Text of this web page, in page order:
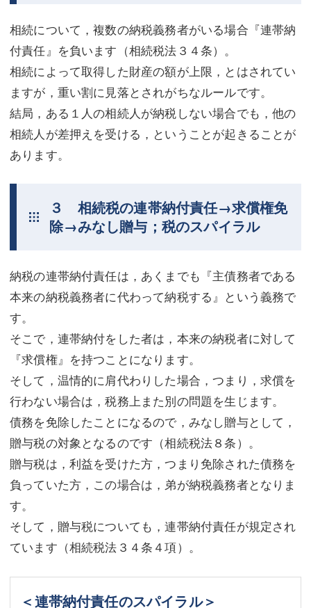
相続について，複数の納税義務者がいる場合『連帯納
付責任』を負います（相続税法３４条）。
相続によって取得した財産の額が上限，とはされてい
ますが，重い割に見落とされがちなルールです。
結局，ある１人の相続人が納税しない場合でも，他の
相続人が差押えを受ける，ということが起きることが
あります。
３ 相続税の連帯納付責任→求償権免
除→みなし贈与；税のスパイラル
納税の連帯納付責任は，あくまでも『主債務者である
本来の納税義務者に代わって納税する』という義務で
す。
そこで，連帯納付をした者は，本来の納税者に対して
『求償権』を持つことになります。
そして，温情的に肩代わりした場合，つまり，求償を
行わない場合は，税務上また別の問題を生じます。
債務を免除したことになるので，みなし贈与として，
贈与税の対象となるのです（相続税法８条）。
贈与税は，利益を受けた方，つまり免除された債務を
負っていた方，この場合は，弟が納税義務者となりま
す。
そして，贈与税についても，連帯納付責任が規定され
ています（相続税法３４条４項）。
＜連帯納付責任のスパイラル＞